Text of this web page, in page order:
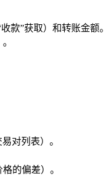
款”获取）和转账金额。
对列表）。
的偏差）。